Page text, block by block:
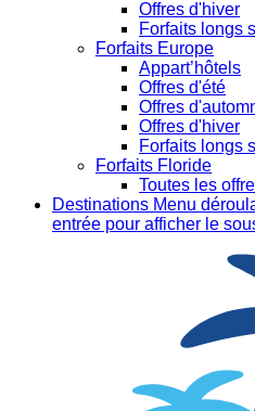
Offres d'hiver
Forfaits longs
Forfaits Europe
Appart’hôtels
Offres d'été
Offres
Offres d'hiver
Forfaits longs
Forfaits Floride
Toutes les
Destinations Menu
entrée pour afficher le